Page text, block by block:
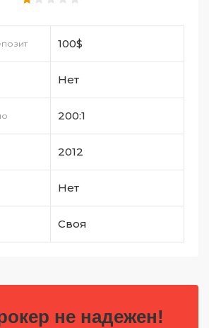
100$
Нет
200:1
2012
Нет
Своя
не надежен!